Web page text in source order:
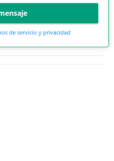
de servicio y privacidad